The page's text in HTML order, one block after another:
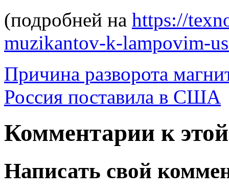
(подробней на https://
muzikantov-k-lampovim-
Причина разворота
Россия поставила в США
Комментарии к
Написать свой